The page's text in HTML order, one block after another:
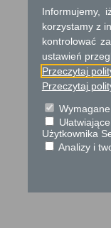
Informujemy,
korzystamy z
kontrolować
ustawień
Przeczytaj
Przeczytaj
Użytkownika
Analizy i